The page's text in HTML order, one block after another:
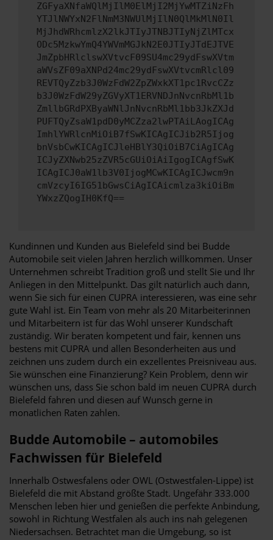
ZGFyaXNfaWQlMjIlM0ElMjI2MjYwMTZiNzFh
YTJlNWYxN2FlNmM3NWUlMjIlN0QlMkMlN0Il
MjJhdWRhcmlzX2lkJTIyJTNBJTIyNjZlMTcx
ODc5MzkwYmQ4YWVmMGJkN2E0JTIyJTdEJTVE
JmZpbHRlclswXVtvcF09SU4mc29ydFswXVtm
aWVsZF09aXNPd24mc29ydFswXVtvcmRlcl09
REVTQyZzb3J0WzFdW2ZpZWxkXT1pc1RvcCZz
b3J0WzFdW29yZGVyXT1ERVNDJnNvcnRbMl1b
ZmllbGRdPXByaWNlJnNvcnRbMl1bb3JkZXJd
PUFTQyZsaW1pdD0yMCZza2lwPTAiLAogICAg
ImhlYWRlcnMiOiB7fSwKICAgICJib2R5Ijog
bnVsbCwKICAgICJleHBlY3QiOiB7CiAgICAg
ICJyZXNwb25zZVR5cGUiOiAiIgogICAgfSwK
ICAgICJ0aW1lb3V0IjogMCwKICAgICJwcm9n
cmVzcyI6IG51bGwsCiAgICAicmlza3kiOiBm
YWxzZQogIH0KfQ==
Kundinnen und Kunden aus Bielefeld sind bei Budde
Automobile seit vielen Jahren herzlich willkommen. Unser
Unternehmen schreibt Tradition groß und stellt Sie und Ihr
Anliegen in den Mittelpunkt. Das gilt natürlich auch dann,
wenn Sie sich für einen CUPRA interessieren, was eine sehr
gute Wahl ist. Ein Team von mehr als 20 Mitarbeiterinnen
und Mitarbeitern ist für das Wohl unserer Kundschaft
zuständig. Wir beraten kompetent und fair, kennen uns
bestens mit CUPRA und allen Besonderheiten aus und
zeichnen uns zudem durch ein exzellentes Preisniveau aus.
Sie wünschen eine Finanzierung? Kein Problem, denn wir
wünschen uns, dass Sie schon bald im neuen CUPRA durch
Bielefeld fahren und diesen auf Wunsch gerne in
monatlichen Raten zahlen.
Budde Automobile – automobiles
Fachwissen für Bielefeld
Innerhalb Ostwesfalens oder OWL (Ostwestfalen-Lippe) ist
Bielefeld die mit Abstand größte Stadt. Ungefähr 333.000
Menschen leben hier und genießen die perfekte Anbindung,
sowohl in Richtung Westfalen als auch ins nah gelegenen
Niedersachsen. Betrachtet man die Umgebung, so ist